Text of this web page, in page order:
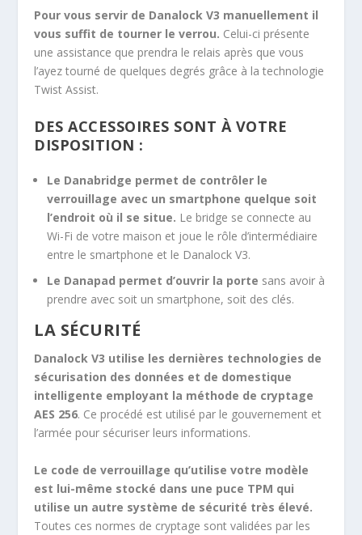
Pour vous servir de Danalock V3 manuellement il
vous suffit de tourner le verrou. Celui-ci présente
une assistance que prendra le relais après que vous
l’ayez tourné de quelques degrés grâce à la technologie
Twist Assist.
DES ACCESSOIRES SONT À VOTRE
DISPOSITION :
Le Danabridge permet de contrôler le
verrouillage avec un smartphone quelque soit
l’endroit où il se situe. Le bridge se connecte au
Wi-Fi de votre maison et joue le rôle d’intermédiaire
entre le smartphone et le Danalock V3.
Le Danapad permet d’ouvrir la porte sans avoir à
prendre avec soit un smartphone, soit des clés.
LA SÉCURITÉ
Danalock V3 utilise les dernières technologies de
sécurisation des données et de domestique
intelligente employant la méthode de cryptage
AES 256. Ce procédé est utilisé par le gouvernement et
l’armée pour sécuriser leurs informations.
Le code de verrouillage qu’utilise votre modèle
est lui-même stocké dans une puce TPM qui
utilise un autre système de sécurité très élevé.
Toutes ces normes de cryptage sont validées par les